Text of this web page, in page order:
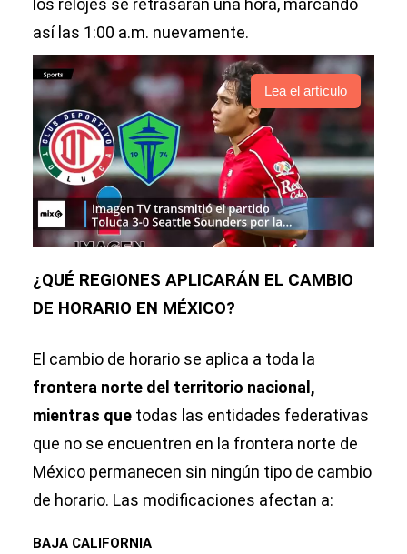
los relojes se retrasarán una hora, marcando
así las 1:00 a.m. nuevamente.
Lea el artículo
¿QUÉ REGIONES APLICARÁN EL CAMBIO
DE HORARIO EN MÉXICO?
El cambio de horario se aplica a toda la
frontera norte del territorio nacional,
mientras que todas las entidades federativas
que no se encuentren en la frontera norte de
México permanecen sin ningún tipo de cambio
de horario. Las modificaciones afectan a:
BAJA CALIFORNIA